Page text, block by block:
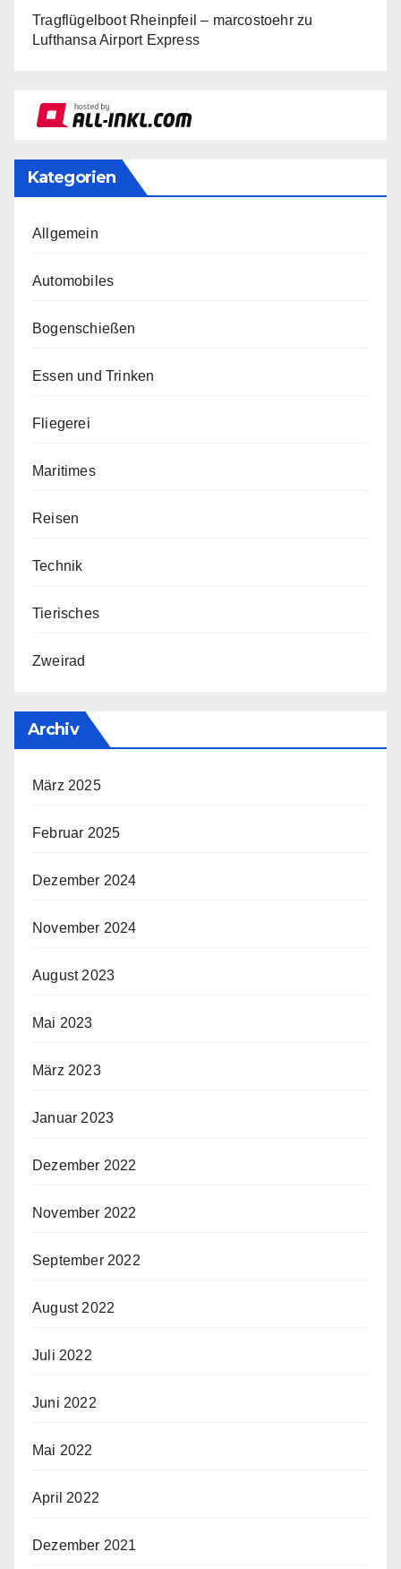
Tragflügelboot Rheinpfeil – marcostoehrzu
Lufthansa Airport Express
Kategorien
Allgemein
Automobiles
Bogenschießen
Essen und Trinken
Fliegerei
Maritimes
Reisen
Technik
Tierisches
Zweirad
Archiv
März 2025
Februar 2025
Dezember 2024
November 2024
August 2023
Mai 2023
März 2023
Januar 2023
Dezember 2022
November 2022
September 2022
August 2022
Juli 2022
Juni 2022
Mai 2022
April 2022
Dezember 2021